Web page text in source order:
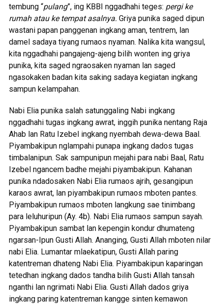
tembung “pulang”, ing KBBI nggadhahi teges: pergi ke
rumah atau ke tempat asalnya. Griya punika saged dipun
wastani papan panggenan ingkang aman, tentrem, lan
damel sadaya tiyang rumaos nyaman. Nalika kita wangsul,
kita nggadhahi pangajeng-ajeng bilih wonten ing griya
punika, kita saged ngraosaken nyaman lan saged
ngasokaken badan kita saking sadaya kegiatan ingkang
sampun kelampahan.
Nabi Elia punika salah satunggaling Nabi ingkang
nggadhahi tugas ingkang awrat, inggih punika nentang Raja
Ahab lan Ratu Izebel ingkang nyembah dewa-dewa Baal.
Piyambakipun nglampahi punapa ingkang dados tugas
timbalanipun. Sak sampunipun mejahi para nabi Baal, Ratu
Izebel ngancem badhe mejahi piyambakipun. Kahanan
punika ndadosaken Nabi Elia rumaos ajrih, gesangipun
karaos awrat, lan piyambakipun rumaos mboten pantes.
Piyambakipun rumaos mboten langkung sae tinimbang
para leluhuripun (Ay. 4b). Nabi Elia rumaos sampun sayah.
Piyambakipun sambat lan kepengin kondur dhumateng
ngarsan-Ipun Gusti Allah. Ananging, Gusti Allah mboten nilar
nabi Elia. Lumantar mlaekatipun, Gusti Allah paring
katentreman dhateng Nabi Elia. Piyambakipun kaparingan
tetedhan ingkang dados tandha bilih Gusti Allah tansah
nganthi lan ngrimati Nabi Elia. Gusti Allah dados griya
ingkang paring katentreman kangge sinten kemawon